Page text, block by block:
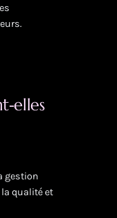
gestion
qualité et